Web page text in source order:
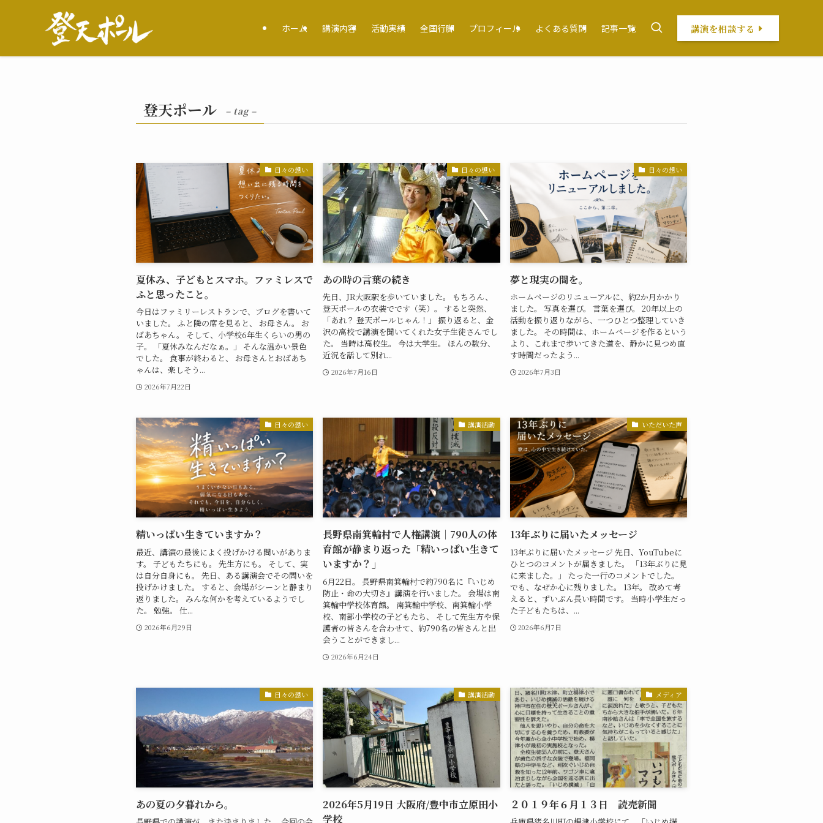
ホーム 講演内容 活動実績 全国行脚 プロフィール よくある質問 記事一覧 講演を相談する
登天ポール – tag –
日々の想い
夏休み、子どもとスマホ。ファミレスで
ふと思ったこと。
今日はファミリーレストランで、ブログを書いて
いました。 ふと隣の席を見ると、 お母さん。 お
ばあちゃん。 そして、小学校6年生くらいの男の
子。 「夏休みなんだなぁ。」 そんな温かい景色
でした。 食事が終わると、 お母さんとおばあち
ゃんは、楽しそう...
2026年7月22日
日々の想い
あの時の言葉の続き
先日、JR大阪駅を歩いていました。 もちろん、
登天ポールの衣装でです（笑）。 すると突然、
「あれ？ 登天ポールじゃん！」 振り返ると、金
沢の高校で講演を聞いてくれた女子生徒さんでし
た。 当時は高校生。 今は大学生。 ほんの数分、
近況を話して別れ...
2026年7月16日
日々の想い
夢と現実の間を。
ホームページのリニューアルに、約2か月かかり
ました。 写真を選び。 言葉を選び。 20年以上の
活動を振り返りながら、一つひとつ整理していき
ました。 その時間は、ホームページを作るという
より、これまで歩いてきた道を、静かに見つめ直
す時間だったよう...
2026年7月3日
日々の想い
精いっぱい生きていますか？
最近、講演の最後によく投げかける問いがありま
す。 子どもたちにも。 先生方にも。 そして、実
は自分自身にも。 先日、ある講演会でその問いを
投げかけました。 すると、会場がシーンと静まり
返りました。 みんな何かを考えているようでし
た。 勉強。 仕...
2026年6月29日
講演活動
長野県南箕輪村で人権講演｜790人の体
育館が静まり返った「精いっぱい生きて
いますか？」
6月22日。 長野県南箕輪村で約790名に『いじめ
防止・命の大切さ』講演を行いました。 会場は南
箕輪中学校体育館。 南箕輪中学校、南箕輪小学
校、南部小学校の子どもたち、 そして先生方や保
護者の皆さんを合わせて、約790名の皆さんと出
会うことができまし...
2026年6月24日
いただいた声
13年ぶりに届いたメッセージ
13年ぶりに届いたメッセージ 先日、YouTubeに
ひとつのコメントが届きました。 「13年ぶりに見
に来ました。」 たった一行のコメントでした。
でも、なぜか心に残りました。 13年。 改めて考
えると、ずいぶん長い時間です。 当時小学生だっ
た子どもたちは、...
2026年6月7日
日々の想い
あの夏の夕暮れから。
講演活動
2026年5月19日 大阪府/豊中市立原田小
学校
メディア
２０１９年６月１３日 読売新聞